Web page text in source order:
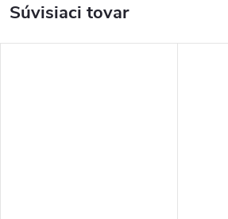
Súvisiaci tovar